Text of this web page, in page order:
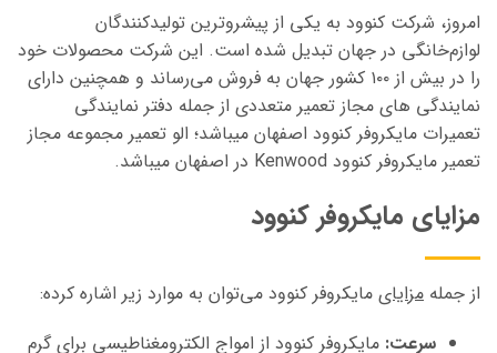
امروز، شرکت کنوود به یکی از پیشروترین تولیدکنندگان
لوازم‌خانگی در جهان تبدیل شده است. این شرکت محصولات خود
را در بیش از ۱۰۰ کشور جهان به فروش می‌رساند
و همچنین دارای
نمایندگی های مجاز تعمیر متعددی از جمله دفتر نمایندگی
تعمیرات مایکروفر کنوود اصفهان میباشد؛ الو تعمیر مجموعه مجاز
تعمیر مایکروفر کنوود Kenwood در اصفهان میباشد.
مزایای مایکروفر کنوود
از جمله مزایای مایکروفر کنوود می‌توان به موارد زیر اشاره کرده:
سرعت: مایکروفر کنوود از امواج الکترومغناطیسی برای گرم